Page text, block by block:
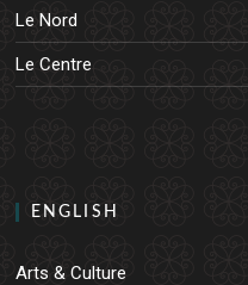
Le Nord
Le Centre
ENGLISH
Arts & Culture